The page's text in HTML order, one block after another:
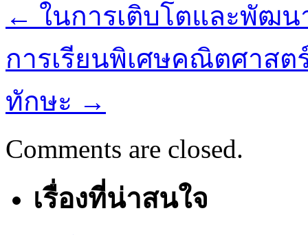
← ในการเติบโตและพัฒน
การเรียนพิเศษคณิตศาส
ทักษะ →
Comments are closed.
เรื่องที่น่าสนใจ